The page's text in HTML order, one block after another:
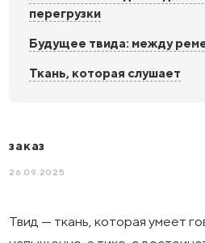
перегрузки
Будущее твида: между
Ткань, которая слушает
заказ
26.09.2025
Твид — ткань, которая умеет